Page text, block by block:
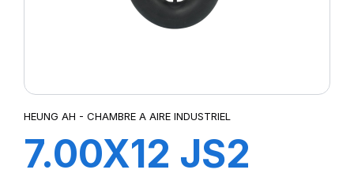
HEUNG AH - CHAMBRE A AIRE INDUSTRIEL
7.00X12 JS2